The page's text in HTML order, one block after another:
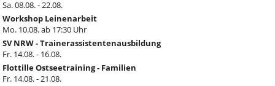
Sa. 08.08. - 22.08.
Workshop Leinenarbeit
Mo. 10.08. ab 17:30 Uhr
SV NRW - Trainerassistentenausbildung
Fr. 14.08. - 16.08.
Flottille Ostseetraining - Familien
Fr. 14.08. - 21.08.